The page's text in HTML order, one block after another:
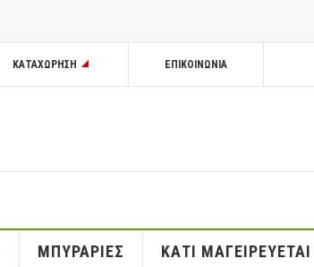
ΚΑΤΑΧΩΡΗΣΗ ΕΠΙΚΟΙΝΩΝΊΑ
ΜΠΥΡΑΡΙΕΣ ΚΑΤΙ ΜΑΓΕΙΡΕΥΕΤΑΙ